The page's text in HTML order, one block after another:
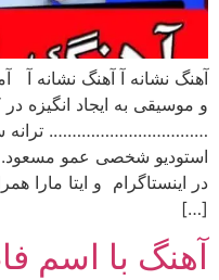
آهنگ نشانه آ آهنگ نشانه آ
و موسیقی به ایجاد انگیزه
……………………………. ترانه
استودیو شخصی عمو
در اینستاگرام و ایتا مارا
[…]
آهنگ با اسم